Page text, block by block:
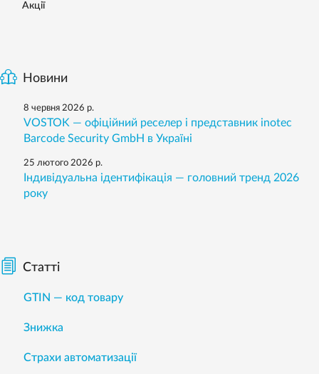
Акції
Новини
8 червня 2026 р.
VOSTOK — офіційний реселер і представник inotec
Barcode Security GmbH в Україні
25 лютого 2026 р.
Індивідуальна ідентифікація — головний тренд 2026
року
Статті
GTIN — код товару
Знижка
Страхи автоматизації